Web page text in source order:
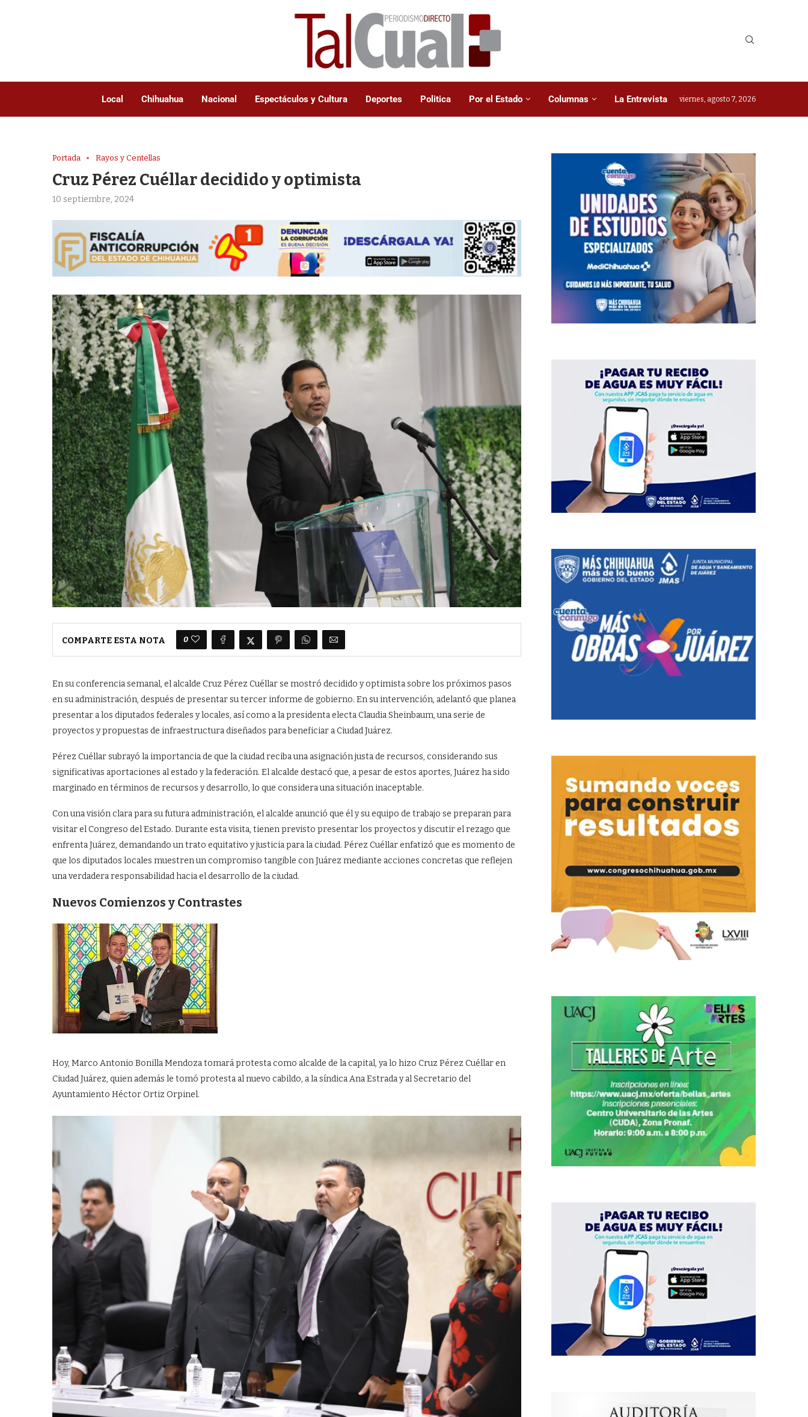
Local Chihuahua Nacional Espectáculos y Cultura Deportes Politica Por el Estado Columnas La Entrevista viernes, agosto 7, 2026
Portada Rayos y Centellas
Cruz Pérez Cuéllar decidido y optimista
10 septiembre, 2024
COMPARTE ESTA NOTA 0
En su conferencia semanal, el alcalde Cruz Pérez Cuéllar se mostró decidido y optimista sobre los próximos pasos
en su administración, después de presentar su tercer informe de gobierno. En su intervención, adelantó que planea
presentar a los diputados federales y locales, así como a la presidenta electa Claudia Sheinbaum, una serie de
proyectos y propuestas de infraestructura diseñados para beneficiar a Ciudad Juárez.
Pérez Cuéllar subrayó la importancia de que la ciudad reciba una asignación justa de recursos, considerando sus
significativas aportaciones al estado y la federación. El alcalde destacó que, a pesar de estos aportes, Juárez ha sido
marginado en términos de recursos y desarrollo, lo que considera una situación inaceptable.
Con una visión clara para su futura administración, el alcalde anunció que él y su equipo de trabajo se preparan para
visitar el Congreso del Estado. Durante esta visita, tienen previsto presentar los proyectos y discutir el rezago que
enfrenta Juárez, demandando un trato equitativo y justicia para la ciudad. Pérez Cuéllar enfatizó que es momento de
que los diputados locales muestren un compromiso tangible con Juárez mediante acciones concretas que reflejen
una verdadera responsabilidad hacia el desarrollo de la ciudad.
Nuevos Comienzos y Contrastes
Hoy, Marco Antonio Bonilla Mendoza tomará protesta como alcalde de la capital, ya lo hizo Cruz Pérez Cuéllar en
Ciudad Juárez, quien además le tomó protesta al nuevo cabildo, a la síndica Ana Estrada y al Secretario del
Ayuntamiento Héctor Ortiz Orpinel.